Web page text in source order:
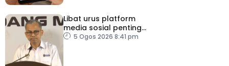
Libat urus platform
media sosial penting
bendung perbuatan
5 Ogos 2026 8:41 pm